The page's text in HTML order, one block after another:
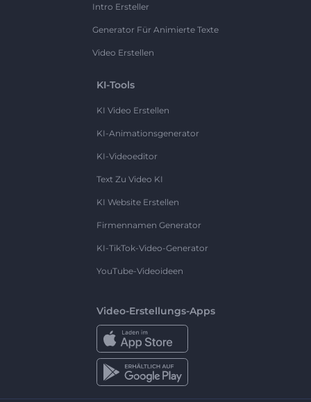
Intro Ersteller
Generator Für Animierte Texte
Video Erstellen
KI-Tools
KI Video Erstellen
KI-Animationsgenerator
KI-Videoeditor
Text Zu Video KI
KI Website Erstellen
Firmennamen Generator
KI-TikTok-Video-Generator
YouTube-Videoideen
Video-Erstellungs-Apps